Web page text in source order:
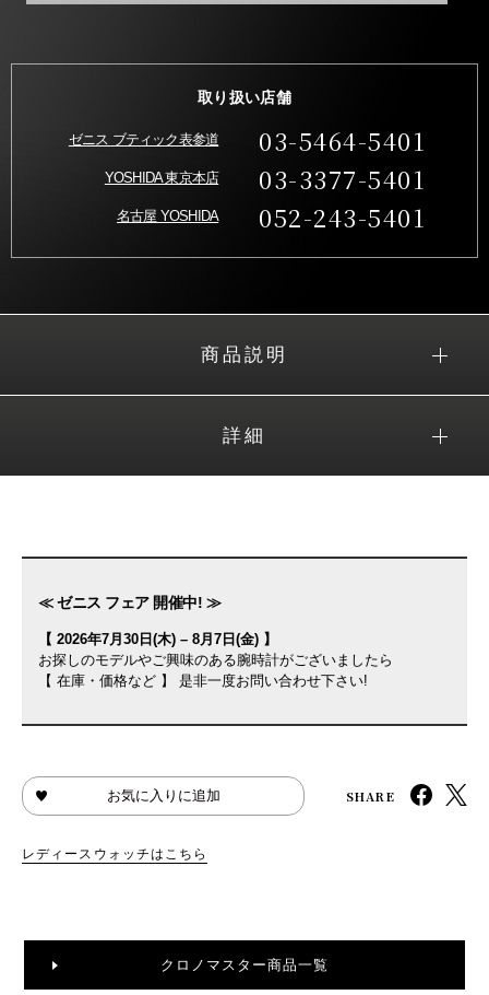
取り扱い店舗
ゼニス ブティック表参道 03-5464-5401
YOSHIDA 東京本店 03-3377-5401
名古屋 YOSHIDA 052-243-5401
商品説明
詳細
≪ ゼニス フェア 開催中! ≫
【 2026年7月30日(木) – 8月7日(金) 】
お探しのモデルやご興味のある腕時計がございましたら
【 在庫・価格など 】 是非一度お問い合わせ下さい!
お気に入りに追加 SHARE
レディースウォッチはこちら
クロノマスター商品一覧